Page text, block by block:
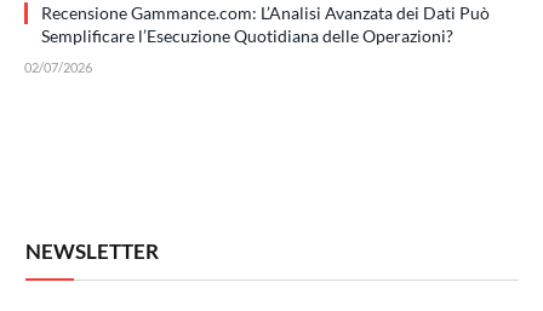
Recensione Gammance.com: L’Analisi Avanzata dei Dati Può
Semplificare l’Esecuzione Quotidiana delle Operazioni?
02/07/2026
NEWSLETTER